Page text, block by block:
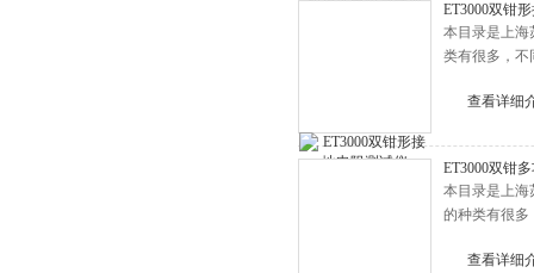
ET3000双钳
本目录是上海
类有很多，不
查看详细
ET3000双钳
本目录是上海
的种类有很多
查看详细